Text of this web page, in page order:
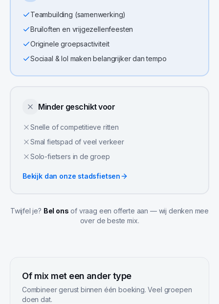
Teambuilding (samenwerking)
Bruiloften en vrijgezellenfeesten
Originele groepsactiviteit
Sociaal & lol maken belangrijker dan tempo
Minder geschikt voor
Snelle of competitieve ritten
Smal fietspad of veel verkeer
Solo-fietsers in de groep
Bekijk dan onze stadsfietsen
Twijfel je? Bel ons of vraag een offerte aan — wij denken mee
over de beste mix.
Of mix met een ander type
Combineer gerust binnen één boeking. Veel groepen
doen dat.